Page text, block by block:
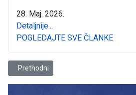
28. Maj. 2026.
Detaljnije...
POGLEDAJTE SVE ČLANKE
Prethodni članak: U toku su pripreme
Prethodni